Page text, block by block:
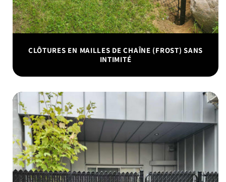
CLÔTURES EN MAILLES DE CHAÎNE (FROST) SANS
INTIMITÉ